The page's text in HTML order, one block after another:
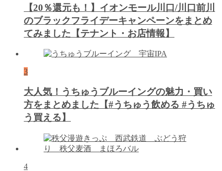
【20％還元も！】イオンモール川口/川口前川
のブラックフライデーキャンペーンをまとめ
てみました【テナント・お店情報】
3
大人気！うちゅうブルーイングの魅力・買い
方をまとめました【#うちゅう飲める #うちゅ
う買える】
4